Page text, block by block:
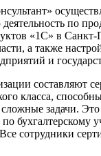
по
«1С» в Санкт-
а также
и
составляют
класса,
задачи.
бухгалтерскому
сотрудники